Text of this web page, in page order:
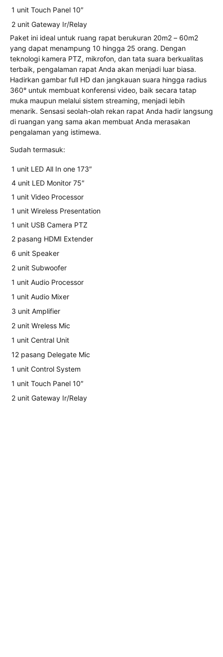
1 unit Touch Panel 10″
2 unit Gateway Ir/Relay
Paket ini ideal untuk ruang rapat berukuran 20m2 – 60m2
yang dapat menampung 10 hingga 25 orang. Dengan
teknologi kamera PTZ, mikrofon, dan tata suara berkualitas
terbaik, pengalaman rapat Anda akan menjadi luar biasa.
Hadirkan gambar full HD dan jangkauan suara hingga radius
360° untuk membuat konferensi video, baik secara tatap
muka maupun melalui sistem streaming, menjadi lebih
menarik. Sensasi seolah-olah rekan rapat Anda hadir langsung
di ruangan yang sama akan membuat Anda merasakan
pengalaman yang istimewa.
Sudah termasuk:
1 unit LED All In one 173″
4 unit LED Monitor 75″
1 unit Video Processor
1 unit Wireless Presentation
1 unit USB Camera PTZ
2 pasang HDMI Extender
6 unit Speaker
2 unit Subwoofer
1 unit Audio Processor
1 unit Audio Mixer
3 unit Amplifier
2 unit Wreless Mic
1 unit Central Unit
12 pasang Delegate Mic
1 unit Control System
1 unit Touch Panel 10″
2 unit Gateway Ir/Relay